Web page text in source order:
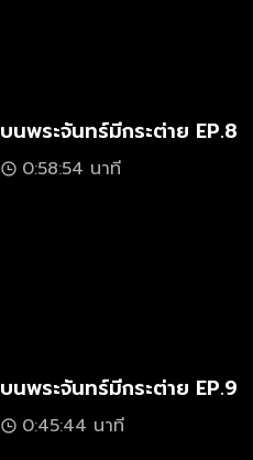
บนพระจันทร์มีกระต่าย EP.8
0:58:54 นาที
บนพระจันทร์มีกระต่าย EP.9
0:45:44 นาที